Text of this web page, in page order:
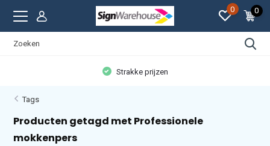
0 0
Strakke prijzen
Tags
Producten getagd met Professionele
mokkenpers